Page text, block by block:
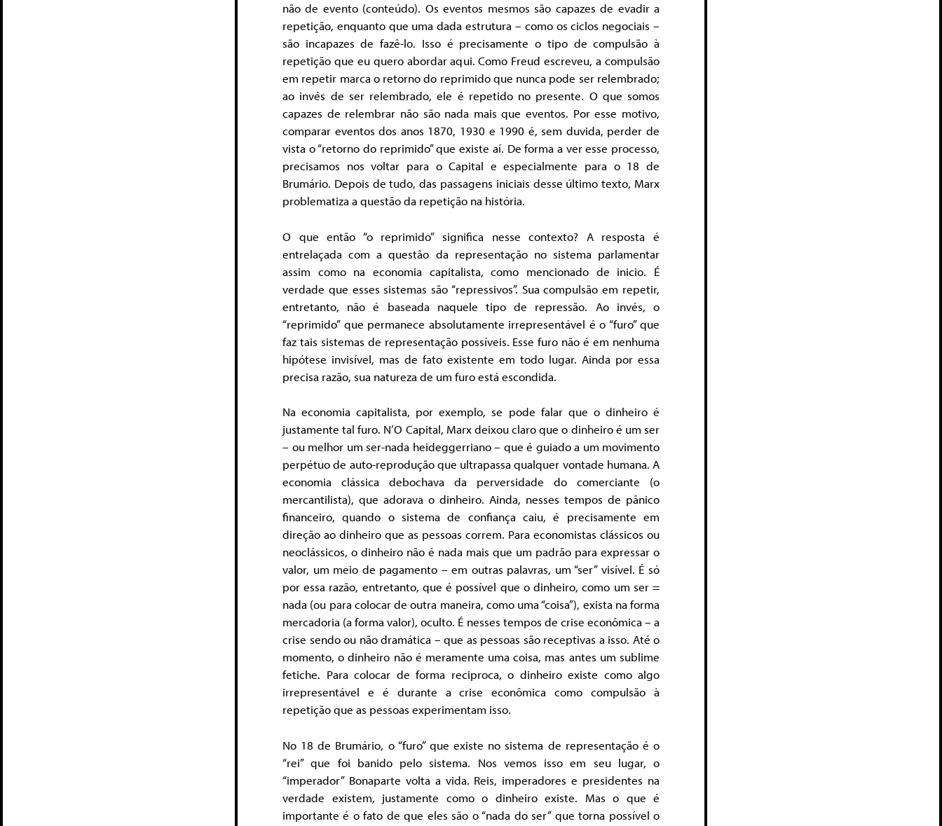
não de evento (conteúdo). Os eventos mesmos são capazes de evadir a
repetição, enquanto que uma dada estrutura – como os ciclos negociais –
são incapazes de fazê-lo. Isso é precisamente o tipo de compulsão à
repetição que eu quero abordar aqui. Como Freud escreveu, a compulsão
em repetir marca o retorno do reprimido que nunca pode ser relembrado;
ao invés de ser relembrado, ele é repetido no presente. O que somos
capazes de relembrar não são nada mais que eventos. Por esse motivo,
comparar eventos dos anos 1870, 1930 e 1990 é, sem duvida, perder de
vista o “retorno do reprimido” que existe aí. De forma a ver esse processo,
precisamos nos voltar para o Capital e especialmente para o 18 de
Brumário. Depois de tudo, das passagens iniciais desse último texto, Marx
problematiza a questão da repetição na história.
O que então “o reprimido” significa nesse contexto? A resposta é
entrelaçada com a questão da representação no sistema parlamentar
assim como na economia capitalista, como mencionado de inicio. É
verdade que esses sistemas são “repressivos”. Sua compulsão em repetir,
entretanto, não é baseada naquele tipo de repressão. Ao invés, o
“reprimido” que permanece absolutamente irrepresentável é o “furo” que
faz tais sistemas de representação possíveis. Esse furo não é em nenhuma
hipótese invisível, mas de fato existente em todo lugar. Ainda por essa
precisa razão, sua natureza de um furo está escondida.
Na economia capitalista, por exemplo, se pode falar que o dinheiro é
justamente tal furo. N’O Capital, Marx deixou claro que o dinheiro é um ser
– ou melhor um ser-nada heideggerriano – que é guiado a um movimento
perpétuo de auto-reprodução que ultrapassa qualquer vontade humana. A
economia clássica debochava da perversidade do comerciante (o
mercantilista), que adorava o dinheiro. Ainda, nesses tempos de pânico
financeiro, quando o sistema de confiança caiu, é precisamente em
direção ao dinheiro que as pessoas correm. Para economistas clássicos ou
neoclássicos, o dinheiro não é nada mais que um padrão para expressar o
valor, um meio de pagamento – em outras palavras, um “ser” visível. É só
por essa razão, entretanto, que é possível que o dinheiro, como um ser =
nada (ou para colocar de outra maneira, como uma “coisa”), exista na forma
mercadoria (a forma valor), oculto. É nesses tempos de crise econômica – a
crise sendo ou não dramática – que as pessoas são receptivas a isso. Até o
momento, o dinheiro não é meramente uma coisa, mas antes um sublime
fetiche. Para colocar de forma reciproca, o dinheiro existe como algo
irrepresentável e é durante a crise econômica como compulsão à
repetição que as pessoas experimentam isso.
No 18 de Brumário, o “furo” que existe no sistema de representação é o
“rei” que foi banido pelo sistema. Nos vemos isso em seu lugar, o
“imperador” Bonaparte volta a vida. Reis, imperadores e presidentes na
verdade existem, justamente como o dinheiro existe. Mas o que é
importante é o fato de que eles são o “nada do ser” que torna possível o